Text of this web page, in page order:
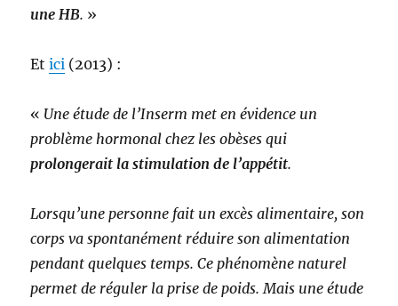
une HB. »
Etici (2013) :
« Une étude de l’Inserm met en évidence un
problème hormonal chez les obèses qui
prolongerait la stimulation de l’appétit.
Lorsqu’une personne fait un excès alimentaire, son
corps va spontanément réduire son alimentation
pendant quelques temps. Ce phénomène naturel
permet de réguler la prise de poids. Mais une étude